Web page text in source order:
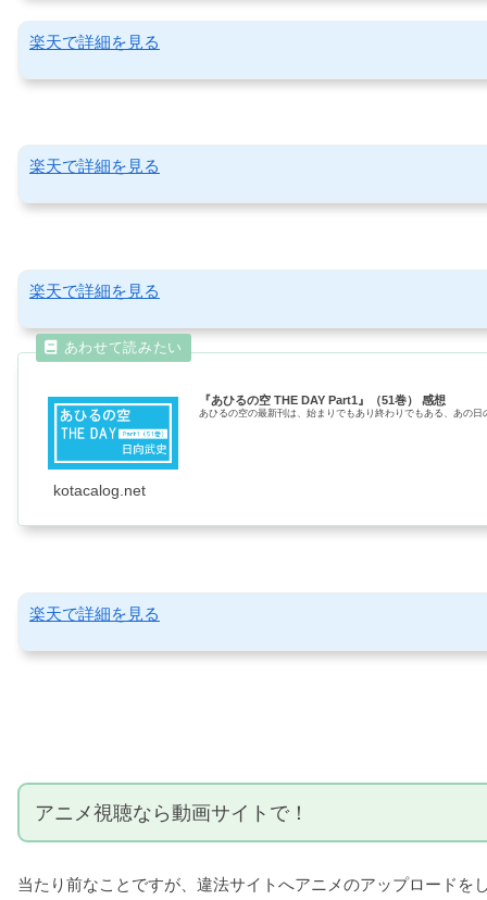
楽天で詳細を見る
楽天で詳細を見る
楽天で詳細を見る
『あひるの空 THE DAY Part1』（51巻） 感想
あひるの空の最新刊は、始まりでもあり終わりでもある、あの
kotacalog.net
楽天で詳細を見る
アニメ視聴なら動画サイトで！
当たり前なことですが、違法サイトへアニメのアップロードを